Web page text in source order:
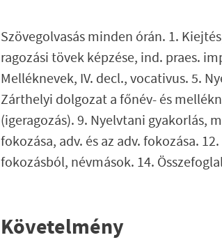
Szövegolvasás minden órán. 1.
ragozási tövek képzése, ind. praes.
Melléknevek, IV. decl., vocativus. 5.
Zárthelyi dolgozat a főnév- és
(igeragozás). 9. Nyelvtani gyakorlás,
fokozása, adv. és az adv. fokozása.
fokozásból, névmások. 14.
Követelmény